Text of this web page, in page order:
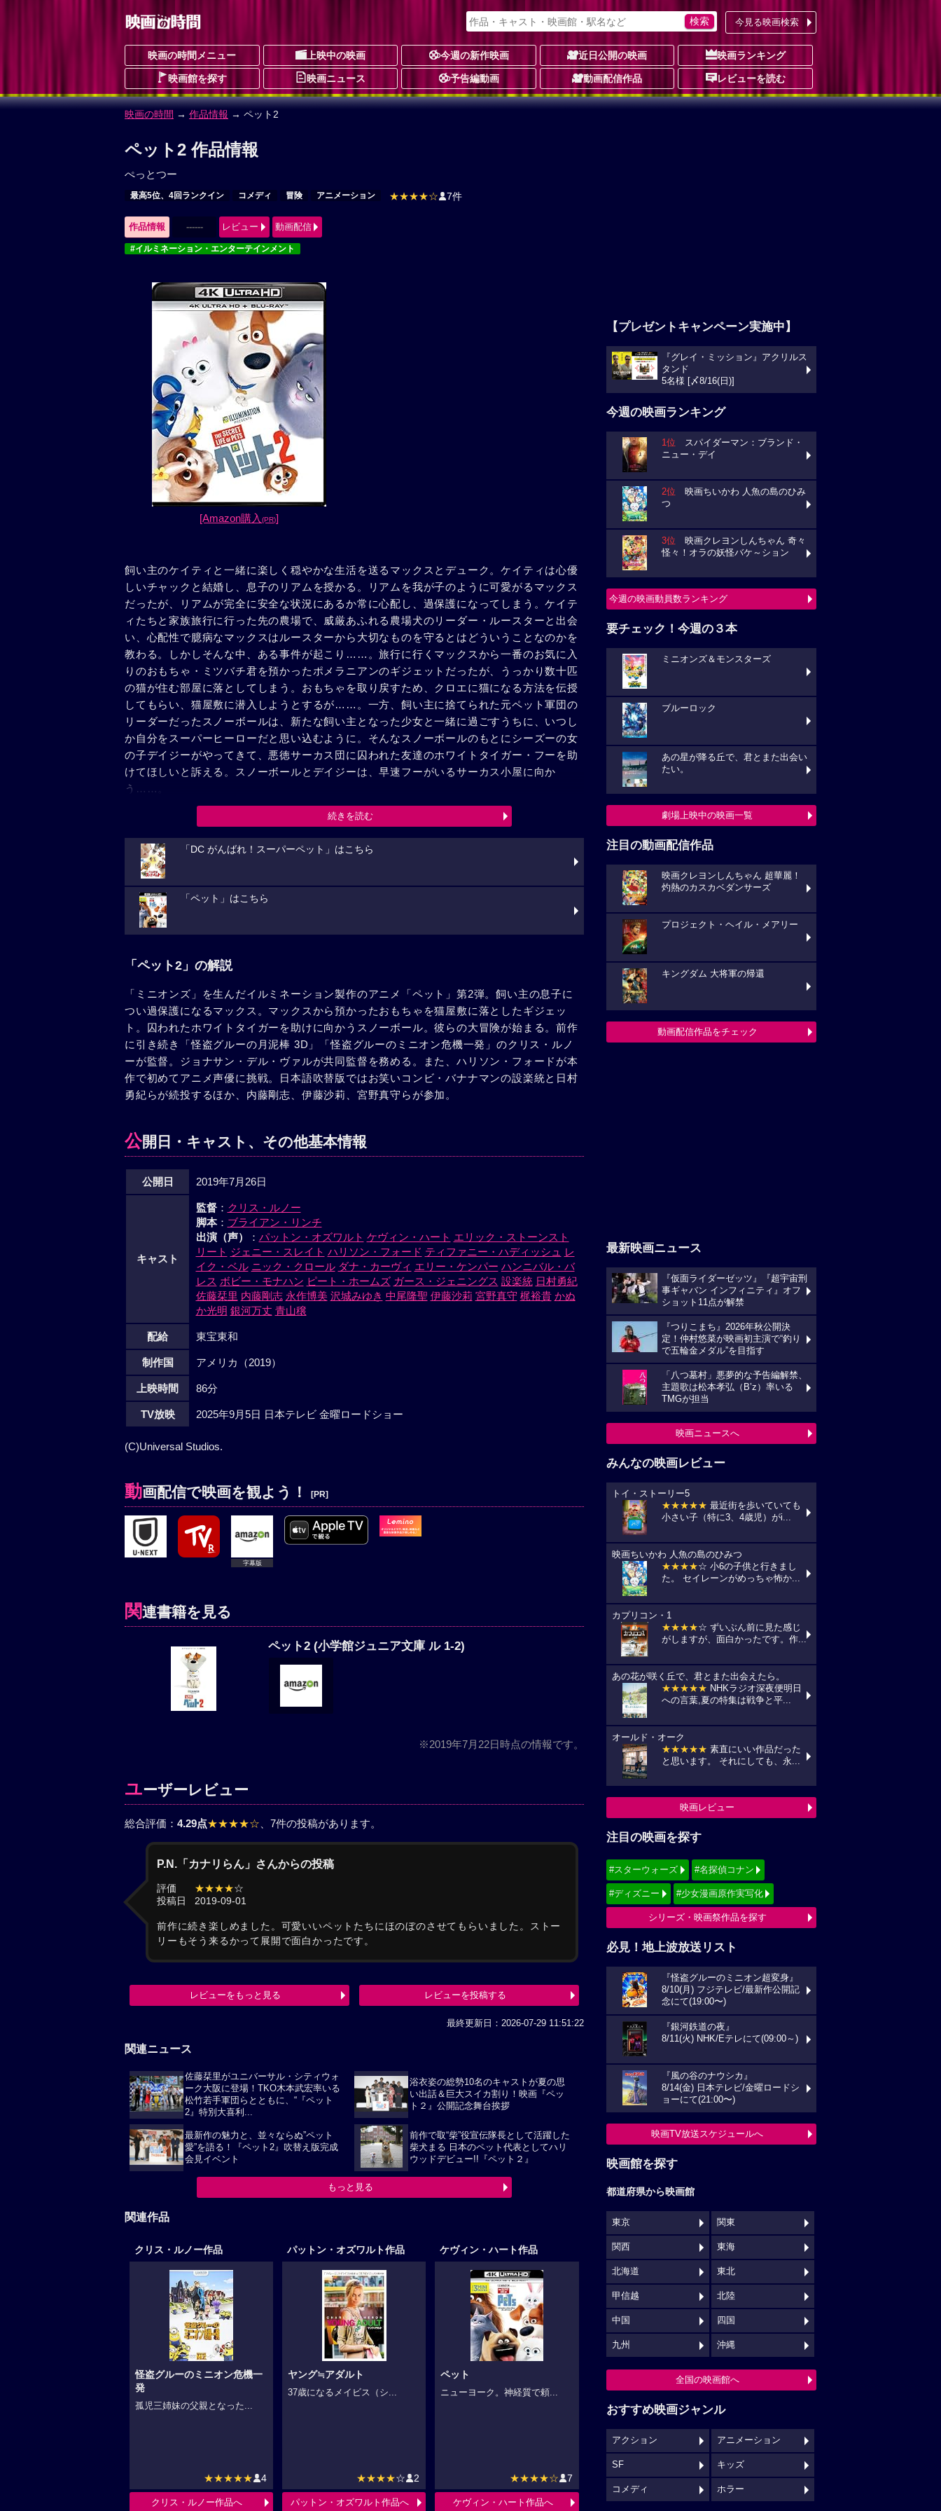
今見る映画検索
映画の時間メニュー 上映中の映画 今週の新作映画 近日公開の映画 映画ランキング
映画館を探す 映画ニュース 予告編動画 動画配信作品 レビューを読む
映画の時間 → 作品情報 → ペット2
ペット2 作品情報
ぺっとつー
最高5位、4回ランクイン コメディ 冒険 アニメーション ★★★★☆ 7件
作品情報 ------ レビュー 動画配信
#イルミネーション・エンターテインメント
[Amazon購入(PR)]
飼い主のケイティと一緒に楽しく穏やかな生活を送るマックスとデューク。ケイティは心優
しいチャックと結婚し、息子のリアムを授かる。リアムを我が子のように可愛がるマックス
だったが、リアムが完全に安全な状況にあるか常に心配し、過保護になってしまう。ケイテ
ィたちと家族旅行に行った先の農場で、威厳あふれる農場犬のリーダー・ルースターと出会
い、心配性で臆病なマックスはルースターから大切なものを守るとはどういうことなのかを
教わる。しかしそんな中、ある事件が起こり……。旅行に行くマックスから一番のお気に入
りのおもちゃ・ミツバチ君を預かったポメラニアンのギジェットだったが、うっかり数十匹
の猫が住む部屋に落としてしまう。おもちゃを取り戻すため、クロエに猫になる方法を伝授
してもらい、猫屋敷に潜入しようとするが……。一方、飼い主に捨てられた元ペット軍団の
リーダーだったスノーボールは、新たな飼い主となった少女と一緒に過ごすうちに、いつし
か自分をスーパーヒーローだと思い込むように。そんなスノーボールのもとにシーズーの女
の子デイジーがやってきて、悪徳サーカス団に囚われた友達のホワイトタイガー・フーを助
けてほしいと訴える。スノーボールとデイジーは、早速フーがいるサーカス小屋に向か
う……。
続きを読む
「DC がんばれ！スーパーペット」はこちら
「ペット」はこちら
「ペット2」の解説
「ミニオンズ」を生んだイルミネーション製作のアニメ「ペット」第2弾。飼い主の息子に
つい過保護になるマックス。マックスから預かったおもちゃを猫屋敷に落としたギジェッ
ト。囚われたホワイトタイガーを助けに向かうスノーボール。彼らの大冒険が始まる。前作
に引き続き「怪盗グルーの月泥棒 3D」「怪盗グルーのミニオン危機一発」のクリス・ルノ
ーが監督。ジョナサン・デル・ヴァルが共同監督を務める。また、ハリソン・フォードが本
作で初めてアニメ声優に挑戦。日本語吹替版ではお笑いコンビ・バナナマンの設楽統と日村
勇紀らが続投するほか、内藤剛志、伊藤沙莉、宮野真守らが参加。
公開日・キャスト、その他基本情報
公開日 2019年7月26日
キャスト
監督： クリス・ルノー
脚本： ブライアン・リンチ
出演（声）
： パットン・オズワルト ケヴィン・ハート エリック・ストーンスト
リート ジェニー・スレイト ハリソン・フォード ティファニー・ハディッシュ レ
イク・ベル ニック・クロール ダナ・カーヴィ エリー・ケンパー ハンニバル・バ
レス ボビー・モナハン ピート・ホームズ ガース・ジェニングス 設楽統 日村勇紀
佐藤栞里 内藤剛志 永作博美 沢城みゆき 中尾隆聖 伊藤沙莉 宮野真守 梶裕貴 かぬ
か光明 銀河万丈 青山穣
配給 東宝東和
制作国 アメリカ（2019）
上映時間 86分
TV放映 2025年9月5日 日本テレビ 金曜ロードショー
(C)Universal Studios.
動画配信で映画を観よう！ [PR]
字幕版
関連書籍を見る
ペット2 (小学館ジュニア文庫 ル 1-2)
※2019年7月22日時点の情報です。
ユーザーレビュー
総合評価： 4.29点★★★★☆ 、7件の投稿があります。
P.N.「カナリらん」さんからの投稿
評価 ★★★★☆
投稿日
2019-09-01
前作に続き楽しめました。可愛いいペットたちにほのぼのさせてもらいました。ストー
リーもそう来るかって展開で面白かったです。
レビューをもっと見る レビューを投稿する
最終更新日：2026-07-29 11:51:22
関連ニュース
佐藤栞里がユニバーサル・シティウォ
ーク大阪に登場！TKO木本武宏率いる
松竹若手軍団らとともに、“『ペット
2』特別大喜利...
浴衣姿の総勢10名のキャストが夏の思
い出話＆巨大スイカ割り！映画『ペッ
ト２』公開記念舞台挨拶
最新作の魅力と、並々ならぬ”ペット
愛”を語る！『ペット2』吹替え版完成
会見イベント
前作で取“柴”役宣伝隊長として活躍した
柴犬まる 日本のペット代表としてハリ
ウッドデビュー!!『ペット２』
もっと見る
関連作品
クリス・ルノー作品
怪盗グルーのミニオン危機一
発
孤児三姉妹の父親となった...
★★★★★ 4
クリス・ルノー作品へ
パットン・オズワルト作品
ヤング≒アダルト
37歳になるメイビス（シ...
★★★★☆ 2
パットン・オズワルト作品へ
ケヴィン・ハート作品
ペット
ニューヨーク。神経質で頼...
★★★★☆ 7
ケヴィン・ハート作品へ
【プレゼントキャンペーン実施中】
『グレイ・ミッション』アクリルス
タンド
5名様 [〆8/16(日)]
今週の映画ランキング
1位 スパイダーマン：ブランド・
ニュー・デイ
2位 映画ちいかわ 人魚の島のひみ
つ
3位 映画クレヨンしんちゃん 奇々
怪々！オラの妖怪バケ～ション
今週の映画動員数ランキング
要チェック！今週の３本
ミニオンズ＆モンスターズ
ブルーロック
あの星が降る丘で、君とまた出会い
たい。
劇場上映中の映画一覧
注目の動画配信作品
映画クレヨンしんちゃん 超華麗！
灼熱のカスカベダンサーズ
プロジェクト・ヘイル・メアリー
キングダム 大将軍の帰還
動画配信作品をチェック
最新映画ニュース
『仮面ライダーゼッツ』『超宇宙刑
事ギャバン インフィニティ』オフ
ショット11点が解禁
『つりこまち』2026年秋公開決
定！仲村悠菜が映画初主演で“釣り
で五輪金メダル”を目指す
「八つ墓村」悪夢的な予告編解禁、
主題歌は松本孝弘（B’z）率いる
TMGが担当
映画ニュースへ
みんなの映画レビュー
トイ・ストーリー5
★★★★★ 最近街を歩いていても
小さい子（特に3、4歳児）がi...
映画ちいかわ 人魚の島のひみつ
★★★★☆ 小6の子供と行きまし
た。 セイレーンがめっちゃ怖か...
カプリコン・1
★★★★☆ ずいぶん前に見た感じ
がしますが、面白かったです。作...
あの花が咲く丘で、君とまた出会えたら。
★★★★★ NHKラジオ深夜便明日
への言葉,夏の特集は戦争と平...
オールド・オーク
★★★★★ 素直にいい作品だった
と思います。 それにしても、永...
映画レビュー
注目の映画を探す
#スターウォーズ #名探偵コナン
#ディズニー #少女漫画原作実写化
シリーズ・映画祭作品を探す
必見！地上波放送リスト
『怪盗グルーのミニオン超変身』
8/10(月) フジテレビ/最新作公開記
念にて(19:00〜)
『銀河鉄道の夜』
8/11(火) NHK/Eテレにて(09:00～)
『風の谷のナウシカ』
8/14(金) 日本テレビ/金曜ロードシ
ョーにて(21:00〜)
映画TV放送スケジュールへ
映画館を探す
都道府県から映画館
東京 関東
関西 東海
北海道 東北
甲信越 北陸
中国 四国
九州 沖縄
全国の映画館へ
おすすめ映画ジャンル
アクション アニメーション
SF キッズ
コメディ ホラー